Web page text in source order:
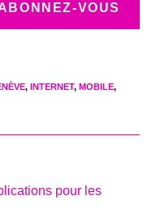
VOUS
, INTERNET, MOBILE,
pour les